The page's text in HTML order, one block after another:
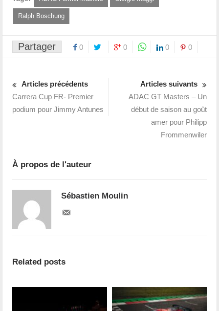
Ralph Boschung
Partager 0 0 0 0
Articles précédents
Carrera Cup FR- Premier
podium pour Jimmy Antunes
Articles suivants
ADAC GT Masters – Un
début de saison au goût
amer pour Philipp
Frommenwiler
À propos de l'auteur
Sébastien Moulin
Related posts